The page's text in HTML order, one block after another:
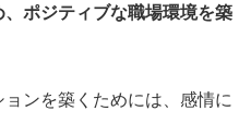
ポジティブな職場環境を築
ンを築くためには、感情に